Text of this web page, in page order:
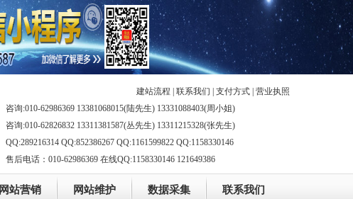
建站流程 联系我们 支付方式| 营业执照
咨询:010-62986369 13381068015(陆先生) 13331088403(周小姐)
咨询:010-62826832 13311381587(丛先生) 13311215328(张先生)
QQ:289216314 QQ:852386267 QQ:1161599822 QQ:1158330146
售后电话：010-62986369 在线QQ:1158330146 121649386
网站营销 网站维护 数据采集 联系我们